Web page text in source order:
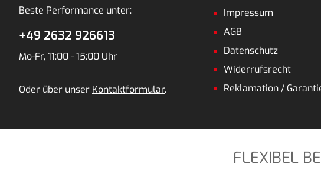
Beste Performance unter:
+49 2632 926613
Mo-Fr, 11:00 - 15:00 Uhr
Oder über unser Kontaktformular.
Impressum
AGB
Datenschutz
Widerrufsrecht
Reklamation /
FLEXIBEL